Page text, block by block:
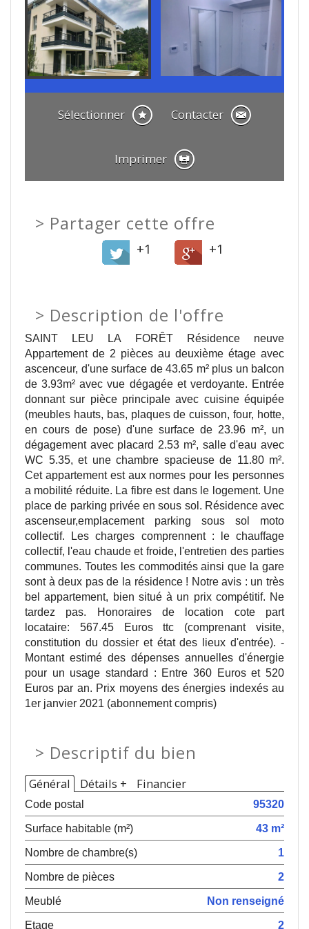
Sélectionner Contacter
Imprimer
Partager cette offre
+1 +1
> Description de l'offre
SAINT LEU LA FORÊT Résidence neuve
Appartement de 2 pièces au deuxième étage avec
ascenceur, d'une surface de 43.65 m² plus un balcon
de 3.93m² avec vue dégagée et verdoyante. Entrée
donnant sur pièce principale avec cuisine équipée
(meubles hauts, bas, plaques de cuisson, four, hotte,
en cours de pose) d'une surface de 23.96 m², un
dégagement avec placard 2.53 m², salle d'eau avec
WC 5.35, et une chambre spacieuse de 11.80 m².
Cet appartement est aux normes pour les personnes
a mobilité réduite. La fibre est dans le logement. Une
place de parking privée en sous sol. Résidence avec
ascenseur,emplacement parking sous sol moto
collectif. Les charges comprennent : le chauffage
collectif, l'eau chaude et froide, l'entretien des parties
communes. Toutes les commodités ainsi que la gare
sont à deux pas de la résidence ! Notre avis : un très
bel appartement, bien situé à un prix compétitif. Ne
tardez pas. Honoraires de location cote part
locataire: 567.45 Euros ttc (comprenant visite,
constitution du dossier et état des lieux d'entrée). -
Montant estimé des dépenses annuelles d'énergie
pour un usage standard : Entre 360 Euros et 520
Euros par an. Prix moyens des énergies indexés au
1er janvier 2021 (abonnement compris)
> Descriptif du bien
Général Détails + Financier
Code postal
95320
Surface habitable (m²)
43 m²
Nombre de chambre(s)
1
Nombre de pièces
2
Meublé
Non renseigné
Etage
2